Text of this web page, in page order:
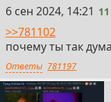
11
6 сен 2024, 14:21 11
>>781102
почему ты так
Ответы 781197